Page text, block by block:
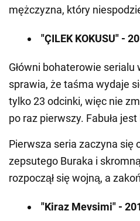
mężczyzna, który
"ÇILEK KOKUSU" -
Główni bohaterowie
sprawia, że taśma wydaje
tylko 23 odcinki, więc nie
po raz pierwszy. Fabuła
Pierwsza seria zaczyna się
zepsutego Buraka i
rozpoczął się wojną, a
"Kiraz Mevsimi" -